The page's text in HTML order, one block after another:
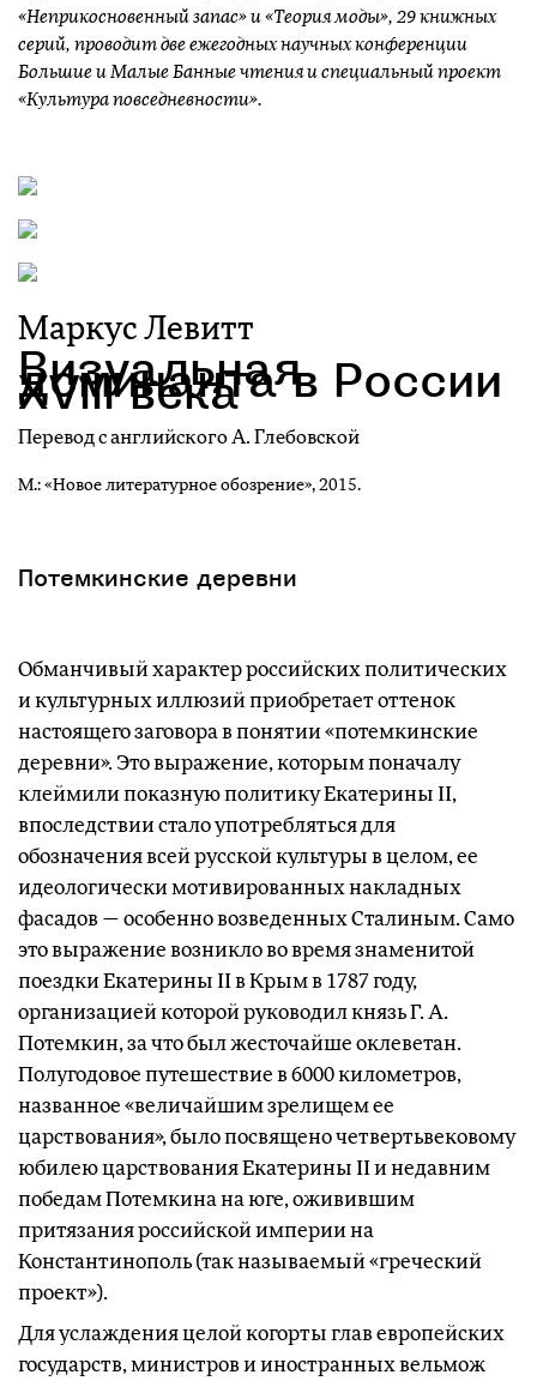
«Неприкосновенный запас» и «Теория моды», 29 книжных
серий, проводит две ежегодных научных конференции
Большие и Малые Банные чтения и специальный проект
«Культура повседневности».
Маркус Левитт
Визуальная
доминанта в России
XVIII века
Перевод с английского А. Глебовской
М.: «Новое литературное обозрение», 2015.
Потемкинские деревни
Обманчивый характер российских политических
и культурных иллюзий приобретает оттенок
настоящего заговора в понятии «потемкинские
деревни». Это выражение, которым поначалу
клеймили показную политику Екатерины II,
впоследствии стало употребляться для
обозначения всей русской культуры в целом, ее
идеологически мотивированных накладных
фасадов — особенно возведенных Сталиным. Само
это выражение возникло во время знаменитой
поездки Екатерины II в Крым в 1787 году,
организацией которой руководил князь Г. А.
Потемкин, за что был жесточайше оклеветан.
Полугодовое путешествие в 6000 километров,
названное «величайшим зрелищем ее
царствования», было посвящено четвертьвековому
юбилею царствования Екатерины II и недавним
победам Потемкина на юге, оживившим
притязания российской империи на
Константинополь (так называемый «греческий
проект»).
Для услаждения целой когорты глав европейских
государств, министров и иностранных вельмож